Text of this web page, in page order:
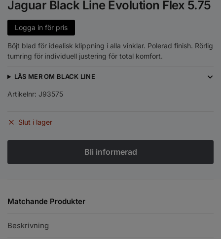
Jaguar Black Line Evolution Flex 5.75
Logga in för pris
Böjt blad för idealisk klippning i alla vinklar. Polerad finish. Rörlig
tumring för individuell justering för total komfort.
LÄS MER OM BLACK LINE
Artikelnr: J93575
Slut i lager
Matchande Produkter
Beskrivning